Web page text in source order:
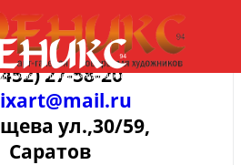
27-58-20
ул.,30/59,
Саратов